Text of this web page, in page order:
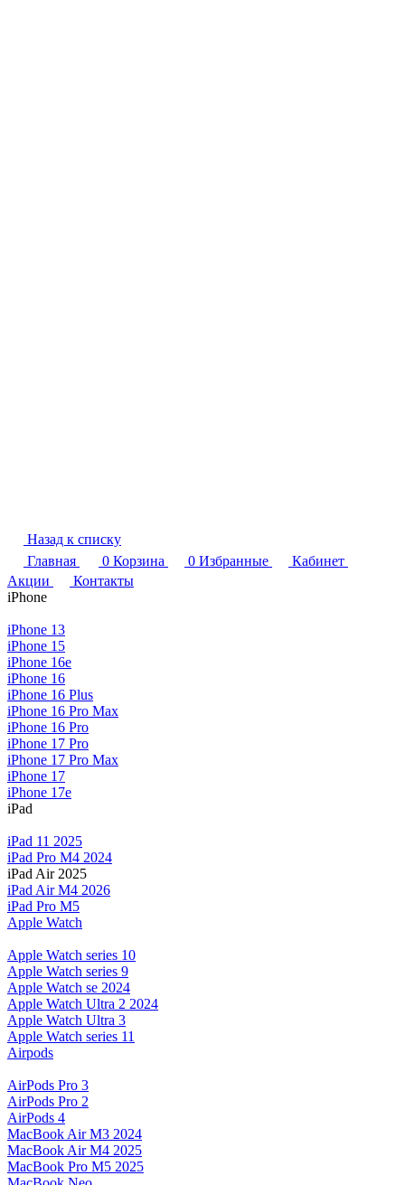
Назад к списку
Главная
0 Корзина 0 Избранные
Кабинет
Акции
Контакты
iPhone
iPhone 13
iPhone 15
iPhone 16e
iPhone 16
iPhone 16 Plus
iPhone 16 Pro Max
iPhone 16 Pro
iPhone 17 Pro
iPhone 17 Pro Max
iPhone 17
iPhone 17e
iPad
iPad 11 2025
iPad Pro M4 2024
iPad Air 2025
iPad Air M4 2026
iPad Pro M5
Apple Watch
Apple Watch series 10
Apple Watch series 9
Apple Watch se 2024
Apple Watch Ultra 2 2024
Apple Watch Ultra 3
Apple Watch series 11
Airpods
AirPods Pro 3
AirPods Pro 2
AirPods 4
MacBook Air M3 2024
MacBook Air M4 2025
MacBook Pro M5 2025